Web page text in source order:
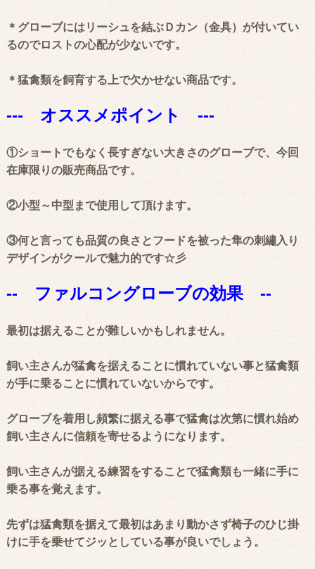
＊グローブにはリーシュを結ぶＤカン（金具）が付いてい
るのでロストの心配が少ないです。
＊猛禽類を飼育する上で欠かせない商品です。
--- オススメポイント ---
①ショートでもなく長すぎない大きさのグローブで、今回
在庫限りの販売商品です。
②小型～中型まで使用して頂けます。
③何と言っても品質の良さとフードを被った隼の刺繡入り
デザインがクールで魅力的です☆彡
-- ファルコングローブの効果 --
最初は据えることが難しいかもしれません。
飼い主さんが猛禽を据えることに慣れていない事と猛禽類
が手に乗ることに慣れていないからです。
グローブを着用し頻繁に据える事で猛禽は次第に慣れ始め
飼い主さんに信頼を寄せるようになります。
飼い主さんが据える練習をすることで猛禽類も一緒に手に
乗る事を覚えます。
先ずは猛禽類を据えて最初はあまり動かさず椅子のひじ掛
けに手を乗せてジッとしている事が良いでしょう。